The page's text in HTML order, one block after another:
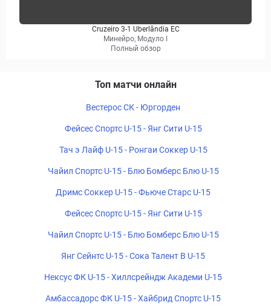
Cruzeiro 3-1 Uberlândia EC
Минейро, Модуло I
Полный обзор
Топ матчи онлайн
Вестерос СК - Юргорден
Фейсес Спортс U-15 - Янг Сити U-15
Тач э Лайф U-15 - Ронгаи Соккер U-15
Чайил Спортс U-15 - Блю Бомберс Блю U-15
Дримс Соккер U-15 - Фьюче Старс U-15
Фейсес Спортс U-15 - Янг Сити U-15
Чайил Спортс U-15 - Блю Бомберс Блю U-15
Янг Сейнтс U-15 - Сока Талент B U-15
Нексус ФК U-15 - Хиллсрейндж Академи U-15
Амбассадорс ФК U-15 - Хайбрид Спортс U-15